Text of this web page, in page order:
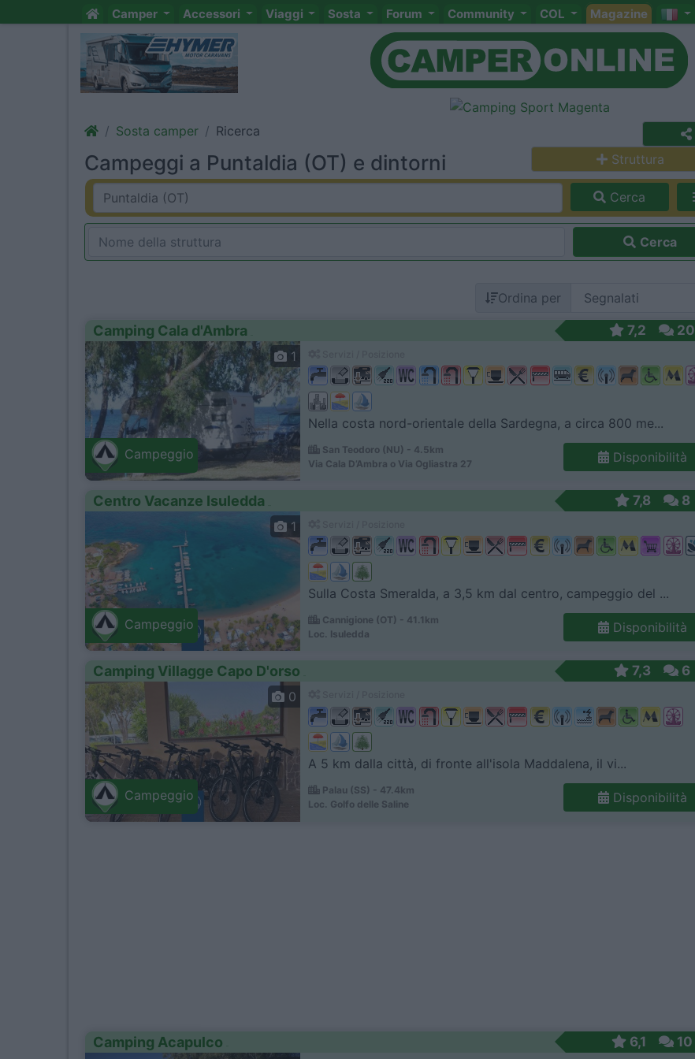
Camper Accessori Viaggi Sosta Forum Community COL Magazine
Sosta camper Ricerca
Campeggi a Puntaldia (OT) e dintorni Struttura
Cerca
Cerca
Ordina per
Camping Cala d'Ambra 7,2 20
Campeggio
1
Nella costa nord-orientale della Sardegna, a circa 800 me...
San Teodoro (NU) - 4.5km
Via Cala D’Ambra o Via Ogliastra 27
Disponibilità
Centro Vacanze Isuledda 7,8 8
Campeggio
1
Sulla Costa Smeralda, a 3,5 km dal centro, campeggio del ...
Cannigione (OT) - 41.1km
Loc. Isuledda
Disponibilità
Camping Villagge Capo D'orso 7,3 6
Campeggio
0
A 5 km dalla città, di fronte all'isola Maddalena, il vi...
Palau (SS) - 47.4km
Loc. Golfo delle Saline
Disponibilità
Camping Acapulco 6,1 10